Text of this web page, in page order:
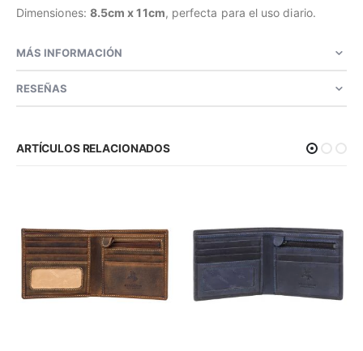
Dimensiones: 8.5cm x 11cm, perfecta para el uso diario.
MÁS INFORMACIÓN
RESEÑAS
ARTÍCULOS RELACIONADOS